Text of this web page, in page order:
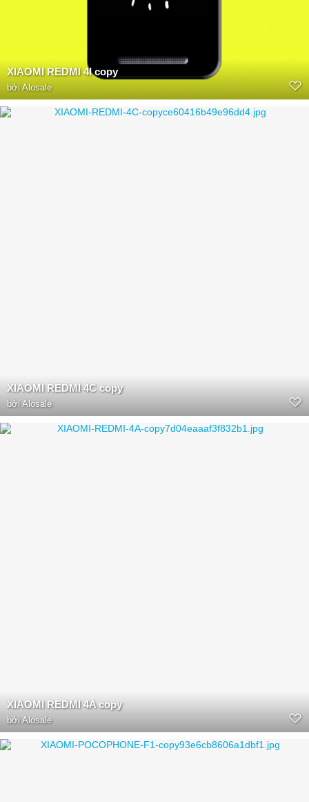
XIAOMI REDMI 4I copy
bởiAlosale
XIAOMI REDMI 4C copy
bởiAlosale
XIAOMI REDMI 4A copy
bởiAlosale